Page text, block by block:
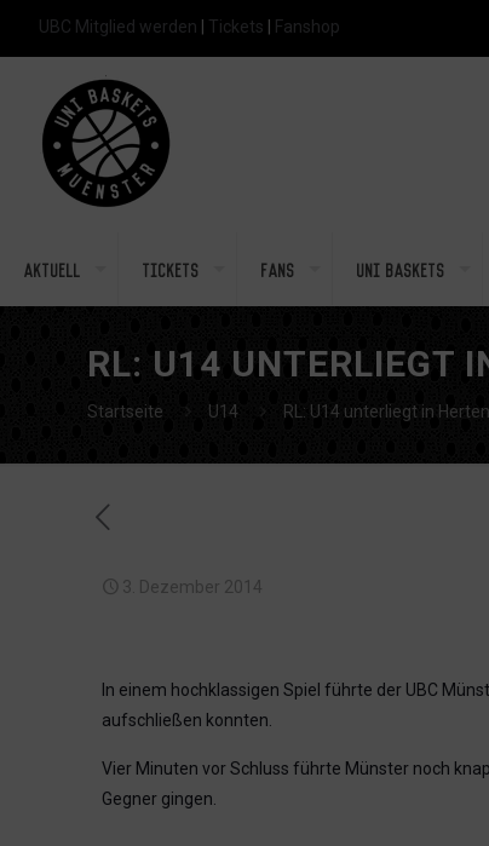
UBC Mitglied werden Tickets Fanshop
Aktuell Tickets Fans Uni Baskets
RL: U14 UNTERLIEGT
Startseite U14 RL: U14 unterliegt in Herten
3. Dezember 2014
In einem hochklassigen Spiel führte der UBC
aufschließen konnten.
Vier Minuten vor Schluss führte Münster noch
Gegner gingen.